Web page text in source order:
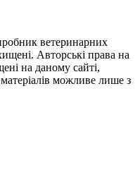
ветеринарних
Авторські права на
на даному сайті,
можливе лише з